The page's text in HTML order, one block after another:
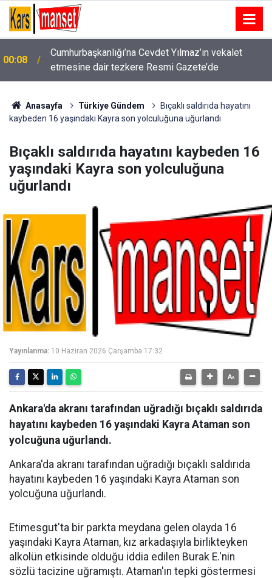
00:00 Hayvan Barınağı Mama Üretim Tesisi Yapılacaktır
Anasayfa Türkiye Gündem
Bıçaklı saldırıda hayatını
kaybeden 16 yaşındaki Kayra son yolculuğuna uğurlandı
Bıçaklı saldırıda hayatını kaybeden 16
yaşındaki Kayra son yolculuğuna
uğurlandı
Yayınlanma: 10 Haziran 2026 Çarşamba 17:32
Ankara'da akranı tarafından uğradığı bıçaklı saldırıda
hayatını kaybeden 16 yaşındaki Kayra Ataman son
yolcuğuna uğurlandı.
Ankara'da akranı tarafından uğradığı bıçaklı saldırıda
hayatını kaybeden 16 yaşındaki Kayra Ataman son
yolcuğuna uğurlandı.
Etimesgut'ta bir parkta meydana gelen olayda 16
yaşındaki Kayra Ataman, kız arkadaşıyla birlikteyken
alkolün etkisinde olduğu iddia edilen Burak E.'nin
sözlü tacizine uğramıştı. Ataman'ın tepki göstermesi